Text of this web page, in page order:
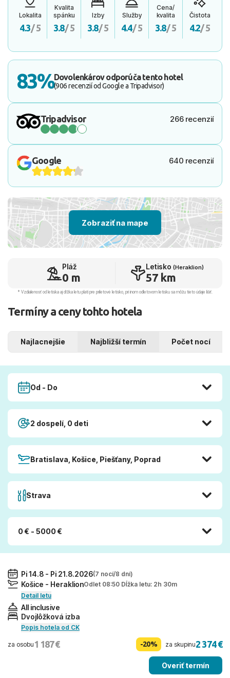
Lokalita
4.3/ 5
Kvalita
spánku
3.8/ 5
Izby
3.8/ 5
Služby
4.4/ 5
Cena/
kvalita
3.8/ 5
Čistota
4.2/ 5
83%Dovolenkárov odporúča tento hotel
(906 recenzií od Google a Tripadvisor)
Tripadvisor 266 recenzií
Google 640 recenzií
Zobraziť na mape
Pláž
0 m
Letisko (Heraklion)
57 km
* Vzdialenosť od letiska aj dľžka letu platí pre príletové letisko, pri inom odletovom letisku sa môžu tieto údaje líšiť.
Termíny a ceny tohto hotela
Najlacnejšie Najbližší termín Počet nocí
Od - Do
2 dospelí, 0 deti
Bratislava, Košice, Piešťany, Poprad
Strava
0 € - 5000 €
Pi 14.8 - Pi 21.8.2026(7 nocí/8 dní)
Košice - HeraklionOdlet 08:50 Dĺžka letu: 2h 30m
Detail letu
All inclusive
Dvojlôžková izba
Popis hotela od CK
za osobu 1 187 € -20% za skupinu2 374 €
Overiť termín